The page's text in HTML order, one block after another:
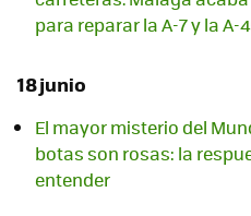
para reparar la A-7 y la A-
18 junio
El mayor misterio del
botas son rosas: la
entender